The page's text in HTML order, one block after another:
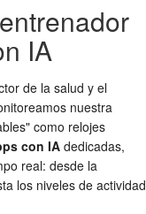
IA
de la salud y el
nuestra
como relojes
con IA dedicadas,
real: desde la
los niveles de actividad